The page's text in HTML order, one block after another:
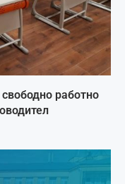
работно